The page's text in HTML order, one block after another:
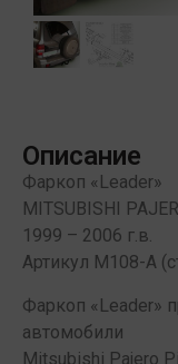
Описание
Фаркоп «Leader»
MITSUBISHI
1999 – 2006 г.в.
Артикул M108-А
Фаркоп «Leader»
автомобили
Mitsubishi Pajero